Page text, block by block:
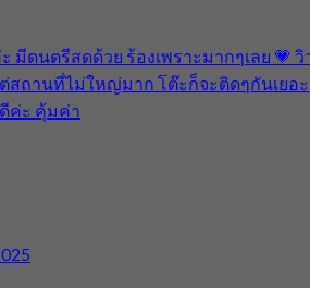
มีดนตรีสดด้วย ร้องเพราะมากๆเลย 💗 วิ
ถานที่ไม่ใหญ่มาก โต๊ะก็จะติดๆกันเยอะ
ค่ะ คุ้มค่า